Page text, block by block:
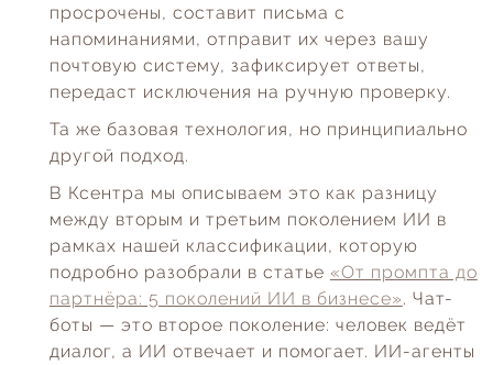
просрочены, составит письма с
напоминаниями, отправит их через вашу
почтовую систему, зафиксирует ответы,
передаст исключения на ручную проверку.
Та же базовая технология, но принципиально
другой подход.
В Ксентра мы описываем это как разницу
между вторым и третьим поколением ИИ в
рамках нашей классификации, которую
подробно разобрали в статье «От промпта до
партнёра: 5 поколений ИИ в бизнесе». Чат-
боты — это второе поколение: человек ведёт
диалог, а ИИ отвечает и помогает. ИИ-агенты